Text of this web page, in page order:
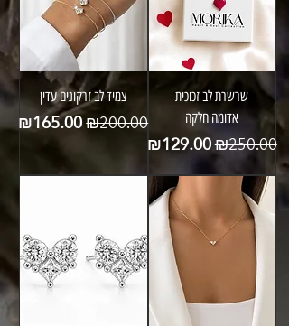
שרשרת לב זכוכית
אדומה חלקה
מחיר רגיל
₪250.00מחיר מבצע
₪129.00
צמיד לב זרקונים עדין
מחיר רגיל
₪200.00מחיר מבצע
₪165.00